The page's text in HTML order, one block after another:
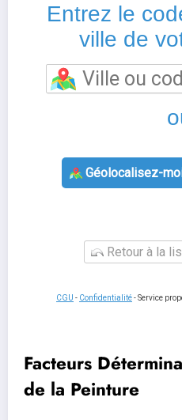
Entrez le
ville de
Géolocalisez-
Retour à la
CGU - Confidentialité- Service
Facteurs
de la Peinture